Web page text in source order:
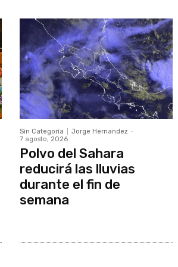
Sin Categoría Jorge Hernandez -
7 agosto, 2026
Polvo del Sahara
reducirá las lluvias
durante el fin de
semana